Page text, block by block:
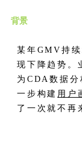
背景
某年GMV持
现下降趋势。
为CDA数据分
一步构建 用户
了一次就不再